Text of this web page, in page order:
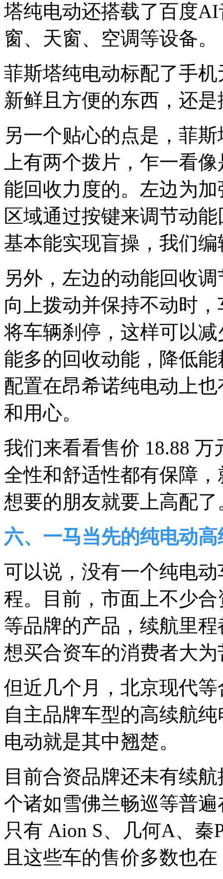
塔纯电动还搭载了百度
窗、天窗、空调等设备。
菲斯塔纯电动标配了手
新鲜且方便的东西，还
另一个贴心的点是，菲
上有两个拨片，乍一看
能回收力度的。左边为
区域通过按键来调节动
基本能实现盲操，我们
另外，左边的动能回收
向上拨动并保持不动时
将车辆刹停，这样可以
能多的回收动能，降低
配置在昂希诺纯电动上
和用心。
我们来看看售价 18.88
全性和舒适性都有保障
想要的朋友就要上高配了
六、一马当先的纯电动
可以说，没有一个纯电
程。目前，市面上不少
等品牌的产品，续航里
想买合资车的消费者大为
但近几个月，北京现代
自主品牌车型的高续航
电动就是其中翘楚。
目前合资品牌还未有续
个诸如雪佛兰畅巡等普
只有 Aion S、几何A、秦
且这些车的售价多数也